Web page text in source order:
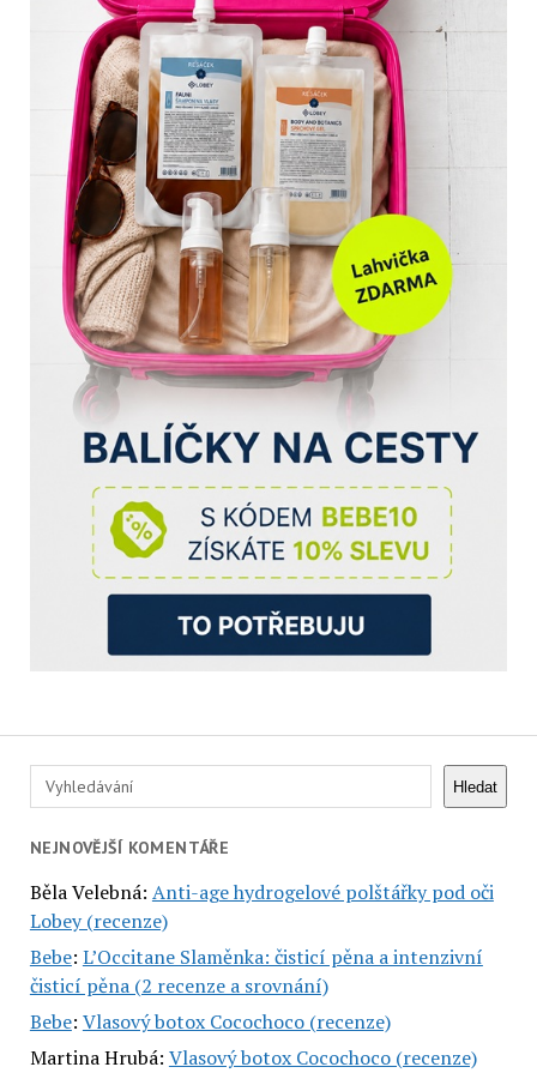
Hledat Hledat
NEJNOVĚJŠÍ KOMENTÁŘE
Běla Velebná: Anti-age hydrogelové polštářky pod oči
Lobey (recenze)
Bebe: L’Occitane Slaměnka: čisticí pěna a intenzivní
čisticí pěna (2 recenze a srovnání)
Bebe: Vlasový botox Cocochoco (recenze)
Martina Hrubá: Vlasový botox Cocochoco (recenze)